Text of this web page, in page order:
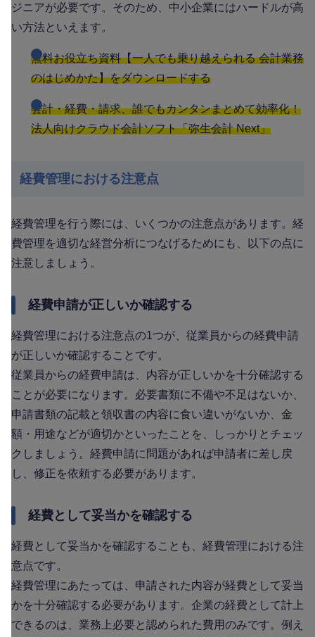
ジニアが必要です。そのため、中小企業にはハードルが高
い方法といえます。
無料お役立ち資料【一人でも乗り越えられる 会計業務
のはじめかた】をダウンロードする
会計・経費・請求、誰でもカンタンまとめて効率化！
法人向けクラウド会計ソフト「弥生会計 Next」
経費管理における注意点
経費管理を行う際には、いくつかの注意点があります。経
費管理を適切な経営分析につなげるためにも、以下の点に
注意しましょう。
経費申請が正しいか確認する
経費管理における注意点の1つが、従業員からの経費申請
が正しいか確認することです。
従業員からの経費申請は、内容が正しいかを十分確認する
ことが必要になります。必要書類に不備や不足はないか、
申請書類の記載と領収書の内容に食い違いがないか、金
額・用途などが適切かといったことを、しっかりとチェッ
クしましょう。経費申請に問題があれば申請者に差し戻
し、修正を依頼する必要があります。
経費として妥当かを確認する
経費として妥当かを確認することも、経費管理における注
意点です。
経費管理にあたっては、申請された内容が経費として妥当
かを十分確認する必要があります。企業の経費として計上
できるのは、業務上必要と認められた費用のみです。例え